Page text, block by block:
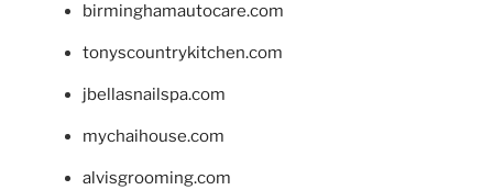
birminghamautocare.com
tonyscountrykitchen.com
jbellasnailspa.com
mychaihouse.com
alvisgrooming.com